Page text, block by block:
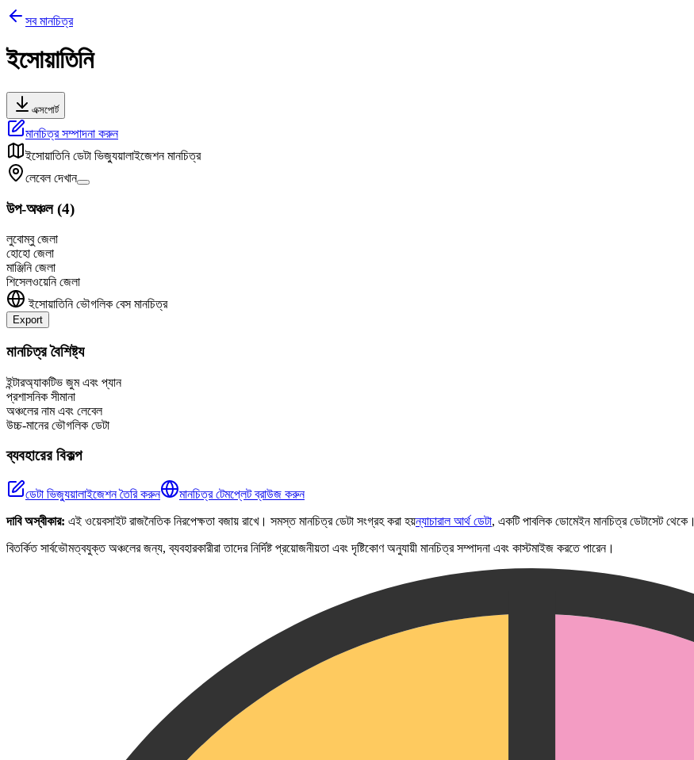
সব মানচিত্র
ইসোয়াতিনি
এক্সপোর্ট
মানচিত্র সম্পাদনা করুন
ইসোয়াতিনি ডেটা ভিজ্যুয়ালাইজেশন মানচিত্র
লেবেল দেখান
উপ-অঞ্চল(4)
লুবোম্বু জেলা
হোহো জেলা
মাঞ্জিনি জেলা
শিসেলওয়েনি জেলা
ইসোয়াতিনি ভৌগলিক বেস মানচিত্র
Export
+
মানচিত্র বৈশিষ্ট্য
ইন্টারঅ্যাকটিভ জুম এবং প্যান
প্রশাসনিক সীমানা
অঞ্চলের নাম এবং লেবেল
উচ্চ-মানের ভৌগলিক ডেটা
ব্যবহারের বিকল্প
ডেটা ভিজ্যুয়ালাইজেশন তৈরি করুন
মানচিত্র টেমপ্লেট ব্রাউজ করুন
দাবি অস্বীকার: এই ওয়েবসাইট রাজনৈতিক নিরপেক্ষতা বজায় রাখে। সমস্ত মানচিত্র ডেটা সংগ্রহ করা হয়ন্যাচারাল আর্থ ডেটা, একটি পাবলিক ডোমেইন মানচিত্র ডেটাসেট থেকে।
বিতর্কিত সার্বভৌমত্বযুক্ত অঞ্চলের জন্য, ব্যবহারকারীরা তাদের নির্দিষ্ট প্রয়োজনীয়তা এবং দৃষ্টিকোণ অনুযায়ী মানচিত্র সম্পাদনা এবং কাস্টমাইজ করতে পারেন।